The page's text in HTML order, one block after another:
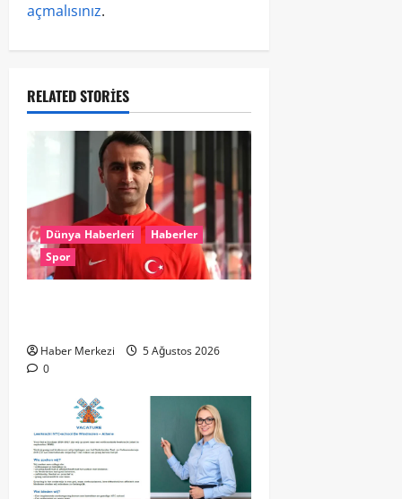
açmalısınız.
RELATED STORIES
Dünya Haberleri
Haberler
Spor
Haber Merkezi
5 Ağustos 2026
0